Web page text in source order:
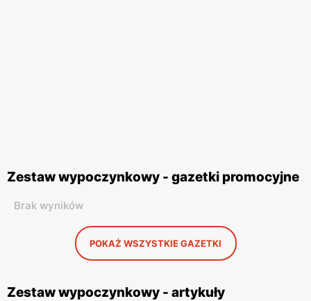
Zestaw wypoczynkowy - gazetki promocyjne
Brak wyników
POKAŻ WSZYSTKIE GAZETKI
Zestaw wypoczynkowy - artykuły